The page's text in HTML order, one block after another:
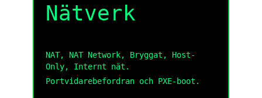
Nätverk
NAT, NAT Network, Bryggat, Host-
Only, Internt nät.
Portvidarebefordran och PXE-boot.